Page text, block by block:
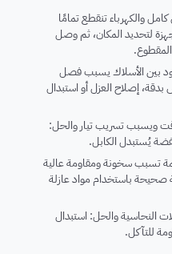
والكهرباء تنقطع تمامًا
لتحديد المكان، ثم وصل
المقطوع.
بين الأسلاك يسبب فصل
إصلاح العزل أو استبدال
ويسبب تسريب تيار والحل:
يُستبدل الكابل.
تسبب سخونة ومقاومة عالية
باستخدام مواد عازلة
النحاسية والحل: استبدال
للتآكل.